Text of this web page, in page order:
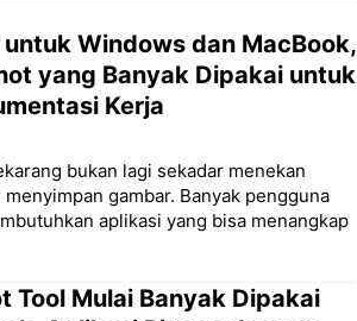
Windows dan MacBook,
yang Banyak Dipakai untuk
Kerja
bukan lagi sekadar menekan
gambar. Banyak pengguna
aplikasi yang bisa menangkap
Tool Mulai Banyak Dipakai